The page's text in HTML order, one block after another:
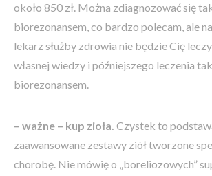
około 850 zł. Można zdiagnozować się
biorezonansem, co bardzo polecam, ale
lekarz służby zdrowia nie będzie Cię
własnej wiedzy i późniejszego leczenia
biorezonansem.
– ważne – kup zioła. Czystek to
zaawansowane zestawy ziół tworzone
chorobę. Nie mówię o „boreliozowych”